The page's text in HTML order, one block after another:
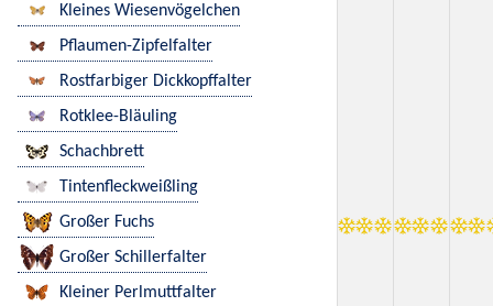
Kleines Wiesenvögelchen
Pflaumen-Zipfelfalter
Rostfarbiger Dickkopffalter
Rotklee-Bläuling
Schachbrett
Tintenfleckweißling
Großer Fuchs
Großer Schillerfalter
Kleiner Perlmuttfalter